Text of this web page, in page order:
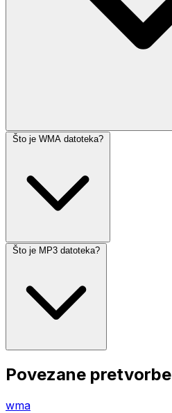
Što je WMA datoteka?
Što je MP3 datoteka?
Povezane pretvorbe
wma